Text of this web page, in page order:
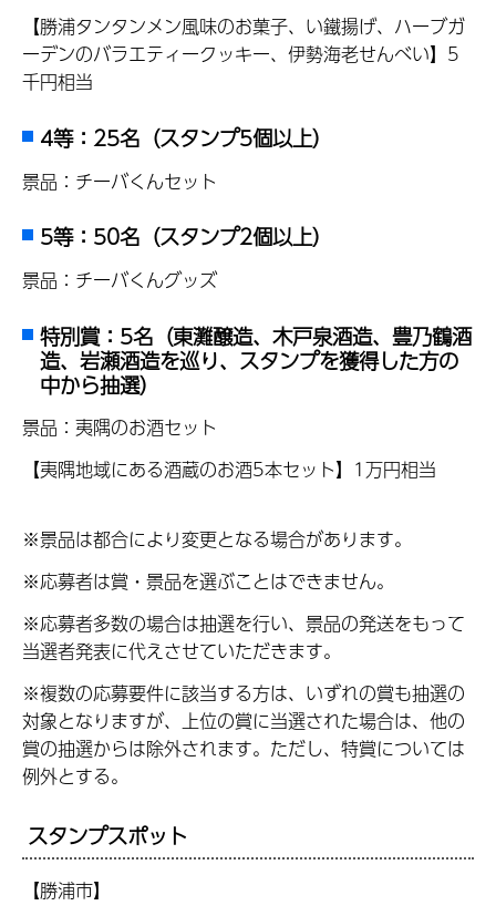
【勝浦タンタンメン風味のお菓子、い鐵揚げ、ハーブガ
ーデンのバラエティークッキー、伊勢海老せんべい】5
千円相当
4等：25名（スタンプ5個以上）
景品：チーバくんセット
5等：50名（スタンプ2個以上）
景品：チーバくんグッズ
特別賞：5名（東灘醸造、木戸泉酒造、豊乃鶴酒
造、岩瀬酒造を巡り、スタンプを獲得した方の
中から抽選）
景品：夷隅のお酒セット
【夷隅地域にある酒蔵のお酒5本セット】1万円相当
※景品は都合により変更となる場合があります。
※応募者は賞・景品を選ぶことはできません。
※応募者多数の場合は抽選を行い、景品の発送をもって
当選者発表に代えさせていただきます。
※複数の応募要件に該当する方は、いずれの賞も抽選の
対象となりますが、上位の賞に当選された場合は、他の
賞の抽選からは除外されます。ただし、特賞については
例外とする。
スタンプスポット
【勝浦市】